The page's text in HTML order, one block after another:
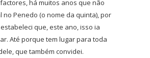
há muitos anos que não
no Penedo (o nome da quinta), por
que, este ano, isso ia
Até porque tem lugar para toda
que também convidei.